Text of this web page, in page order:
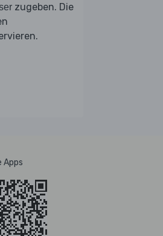
zugeben. Die
Apps